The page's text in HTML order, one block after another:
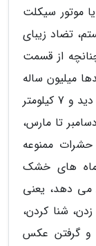
موتور سیکلت
تضاد زیبای
از قسمت
میلیون ساله
عبور کنید، جای پای دایناسور ها را خواهید دید و 7 کیلومتر
تا مارس،
ممنوعه
ماه های خشک
می دهد، یعنی
شنا کردن،
و گرفتن عکس